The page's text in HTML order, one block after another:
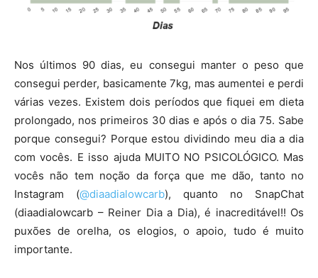
Nos últimos 90 dias, eu consegui manter o peso que
consegui perder, basicamente 7kg, mas aumentei e perdi
várias vezes. Existem dois períodos que fiquei em dieta
prolongado, nos primeiros 30 dias e após o dia 75. Sabe
porque consegui? Porque estou dividindo meu dia a dia
com vocês. E isso ajuda MUITO NO PSICOLÓGICO. Mas
vocês não tem noção da força que me dão, tanto no
Instagram (@diaadialowcarb), quanto no SnapChat
(diaadialowcarb – Reiner Dia a Dia), é inacreditável!! Os
puxões de orelha, os elogios, o apoio, tudo é muito
importante.